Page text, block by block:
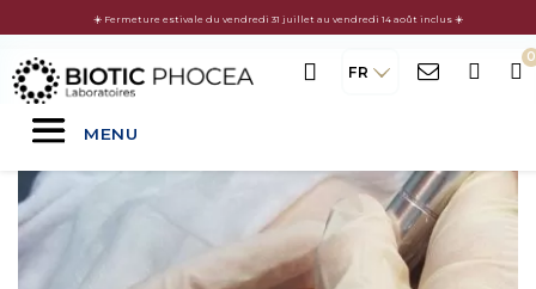
☀️ Fermeture estivale du vendredi 31 juillet au vendredi 14 août inclus ☀️
FR
MENU